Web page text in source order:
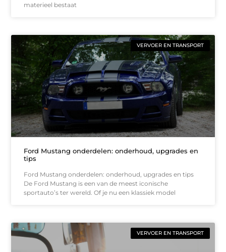
materieel bestaat
VERVOER EN TRANSPORT
Ford Mustang onderdelen: onderhoud, upgrades en
tips
Ford Mustang onderdelen: onderhoud, upgrades en tips
De Ford Mustang is een van de meest iconische
sportauto’s ter wereld. Of je nu een klassiek model
VERVOER EN TRANSPORT